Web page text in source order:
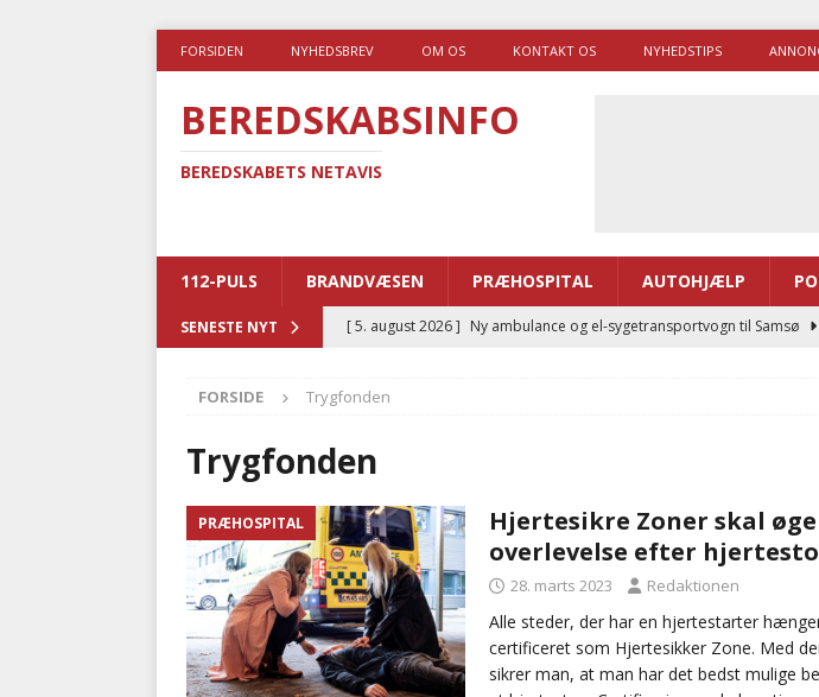
FORSIDEN NYHEDSBREV OM OS KONTAKT OS NYHEDSTIPS
BEREDSKABSINFO
BEREDSKABETS NETAVIS
112-PULS BRANDVÆSEN PRÆHOSPITAL AUTOHJÆLP
SENESTE NYT [ 5. august 2026 ] Ny ambulance og el-sygetransportvogn til Samsø
BRANDVÆSEN
[ 3. august 2026 ]
Kommunerne driver flere brandstationer, mens
med at falde
BRANDVÆSEN
[ 5. august 2026 ]
i det offentlige
PRÆHOSPITAL
FORSIDE Trygfonden
Trygfonden
PRÆHOSPITAL
Hjertesikre Zoner skal
overlevelse efter
28. marts 2023 Redaktionen
Alle steder, der har en hjertestarter
certificeret som Hjertesikker Zone. Med
sikrer man, at man har det bedst mulige